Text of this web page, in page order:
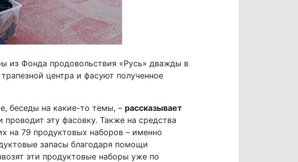
из Фонда продовольствия «Русь» дважды в
центра и фасуют полученное
беседы на какие-то темы, – рассказывает
эту фасовку. Также на средства
на 79 продуктовых наборов – именно
запасы благодаря помощи
эти продуктовые наборы уже по